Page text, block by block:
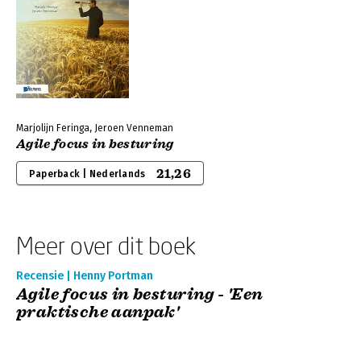
Marjolijn Feringa, Jeroen Venneman
Agile focus in besturing
Paperback | Nederlands 21,26
Meer over dit boek
Recensie | Henny Portman
Agile focus in besturing - 'Een
praktische aanpak'